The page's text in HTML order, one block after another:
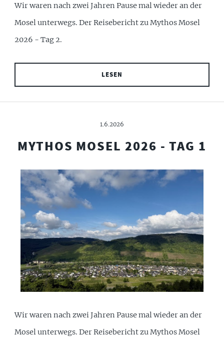
Wir waren nach zwei Jahren Pause mal wieder an der
Mosel unterwegs. Der Reisebericht zu Mythos Mosel
2026 - Tag 2.
LESEN
1.6.2026
MYTHOS MOSEL 2026 - TAG 1
Wir waren nach zwei Jahren Pause mal wieder an der
Mosel unterwegs. Der Reisebericht zu Mythos Mosel